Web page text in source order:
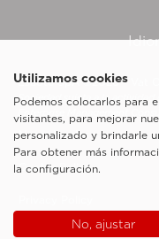
Esaote SpA ©2026 - Vat
Sociedad sujeta a la
Enterprise Management
Notas legales
Cookie Policy
Utilizamos cookies
Podemos colocarlos para
visitantes, para mejorar
personalizado y brindarle
Para obtener más
la configuración.
No, ajustar